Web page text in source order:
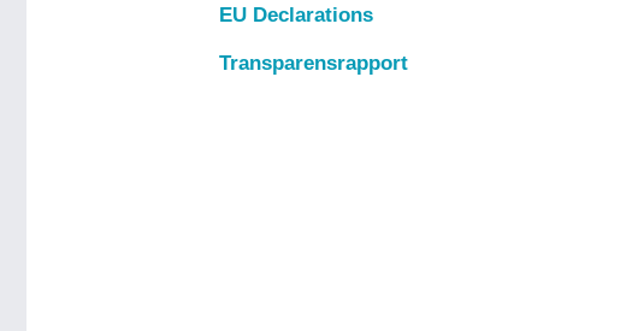
EU Declarations
Transparensrapport